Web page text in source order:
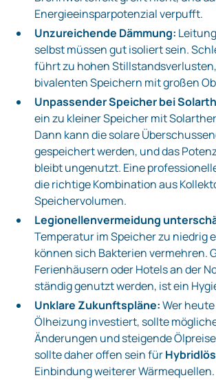
Energieeinsparpotenzial verpufft.
Unzureichende Dämmung:
selbst müssen gut isoliert sein.
führt zu hohen
bivalenten Speichern mit großen
Unpassender Speicher bei
ein zu kleiner Speicher mit
Dann kann die solare
gespeichert werden, und das
bleibt ungenutzt. Eine
die richtige Kombination aus
Speichervolumen.
Legionellenvermeidung
Temperatur im Speicher zu niedrig
können sich Bakterien vermehren.
Ferienhäusern oder Hotels an der
ständig genutzt werden, ist ein
Unklare Zukunftspläne:Wer
Ölheizung investiert, sollte
Änderungen und steigende
sollte daher offen sein für
Einbindung weiterer Wärmequellen.